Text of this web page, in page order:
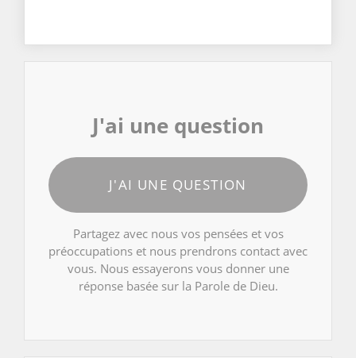
J'ai une question
J'AI UNE QUESTION
Partagez avec nous vos pensées et vos
préoccupations et nous prendrons contact avec
vous. Nous essayerons vous donner une
réponse basée sur la Parole de Dieu.